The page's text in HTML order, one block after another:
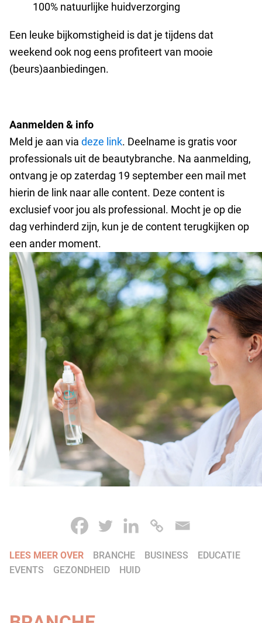
100% natuurlijke huidverzorging
Een leuke bijkomstigheid is dat je tijdens dat
weekend ook nog eens profiteert van mooie
(beurs)aanbiedingen.
Aanmelden & info
Meld je aan via deze link. Deelname is gratis voor
professionals uit de beautybranche. Na aanmelding,
ontvang je op zaterdag 19 september een mail met
hierin de link naar alle content. Deze content is
exclusief voor jou als professional. Mocht je op die
dag verhinderd zijn, kun je de content terugkijken op
een ander moment.
LEES MEER OVER BRANCHE BUSINESS
EDUCATIE
EVENTS
GEZONDHEID HUID